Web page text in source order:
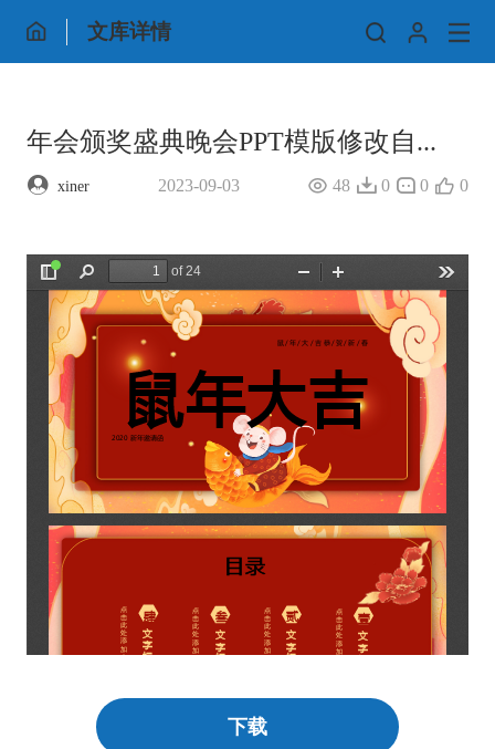
文库详情
年会颁奖盛典晚会PPT模版修改自...
xiner 2023-09-03 48 0 0 0
下载